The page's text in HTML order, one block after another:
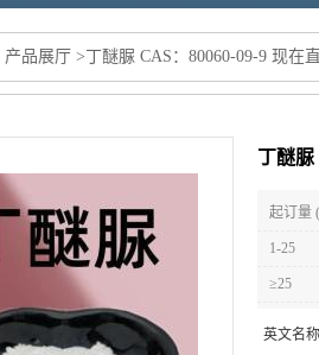
产品展厅 >丁醚脲 CAS：80060-09-9 现在
丁醚脲
起订量
1-25
≥25
英文名